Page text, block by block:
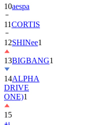
10aespa
11CORTIS
12SHINee1
13BIGBANG1
14ALPHA
DRIVE
ONE)1
15